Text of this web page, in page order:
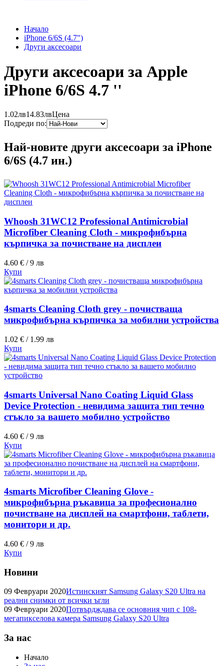
Начало
iPhone 6/6S (4.7")
Други аксесоари
Други аксесоари за Apple
iPhone 6/6S 4.7 ''
1.02лв14.83лвЦена
Подреди по:
Най-новите други аксесоари за iPhone
6/6S (4.7 ин.)
Whoosh 31WC12 Professional Antimicrobial
Microfiber Cleaning Cloth - микрофибърна
кърпичка за почистване на дисплеи
4.60 € / 9 лв
Купи
4smarts Cleaning Cloth grey - почистваща
микрофибърна кърпичка за мобилни устройства
1.02 € / 1.99 лв
Купи
4smarts Universal Nano Coating Liquid Glass
Device Protection - невидима защита тип течно
стъкло за вашето мобилно устройство
4.60 € / 9 лв
Купи
4smarts Microfiber Cleaning Glove -
микрофибърна ръкавица за професионално
почистване на дисплей на смартфони, таблети,
монитори и др.
4.60 € / 9 лв
Купи
Новини
09 Февруари 2020Истинският Samsung Galaxy S20 Ultra на
реални снимки от всички ъгли
09 Февруари 2020Потвърдждава се основния чип с 108-
мегапикселова камера Samsung Galaxy S20 Ultra
За нас
Начало